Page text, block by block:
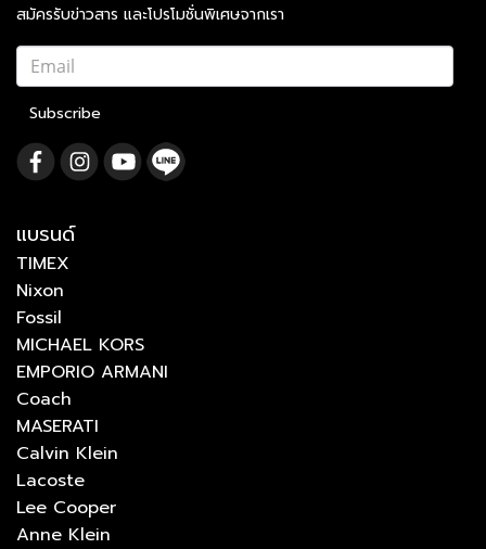
สมัครรับข่าวสาร และโปรโมชั่นพิเศษจากเรา
Subscribe
แบรนด์
TIMEX
Nixon
Fossil
MICHAEL KORS
EMPORIO ARMANI
Coach
MASERATI
Calvin Klein
Lacoste
Lee Cooper
Anne Klein